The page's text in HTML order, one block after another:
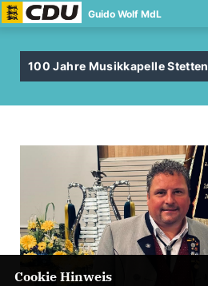
Guido Wolf MdL
100 Jahre Musikkapelle Stetten
Cookie Hinweis